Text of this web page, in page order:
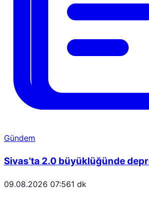
Gündem
Sivas’ta 2.0 büyüklüğünde
09.08.2026 07:561 dk